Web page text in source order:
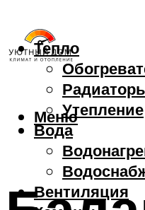
Тепло
Утепление
Вода
Вентиляция
Меню